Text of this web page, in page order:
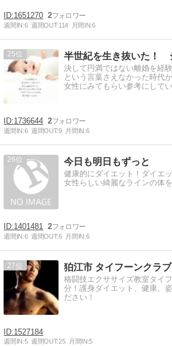
1651270 2
週間IN:6 週間OUT:114 月間IN:6
25
決して円満ではない離婚を経
という言葉さえなかった時代
女性にみてもらい参考にして
1736644 2
週間IN:6 週間OUT:9 月間IN:6
26 今日も明日もずっと
健康的にダイエット！ダイエ
女性らしい綺麗なラインの体
1401481 2
週間IN:6 週間OUT:6 月間IN:6
27 狛江市 タイフーンクラ
格闘技エクササイズ教室タイ
分！護身ダイエット、健康、
ださい！
1527184
週間IN:5 週間OUT:25 月間IN:5